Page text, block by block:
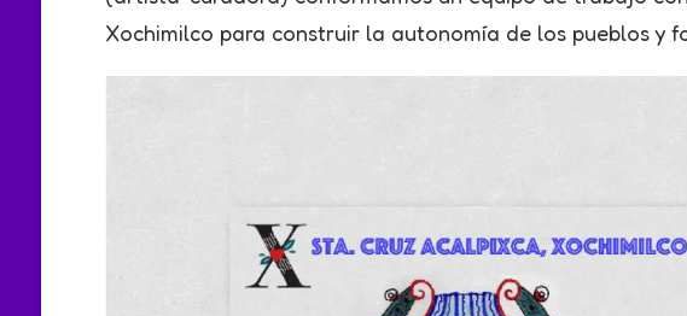
Xochimilco para construir la autonomía de los pueblos y